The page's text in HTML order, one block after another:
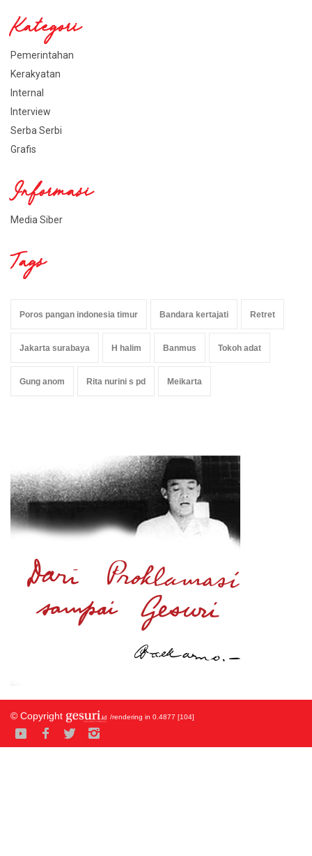
Kategori
Pemerintahan
Kerakyatan
Internal
Interview
Serba Serbi
Grafis
Informasi
Media Siber
Tags
Poros pangan indonesia timur Bandara kertajati Retret
Jakarta surabaya H halim Banmus Tokoh adat
Gung anom Rita nurini s pd Meikarta
© Copyright /rendering in 0.4877 [104]